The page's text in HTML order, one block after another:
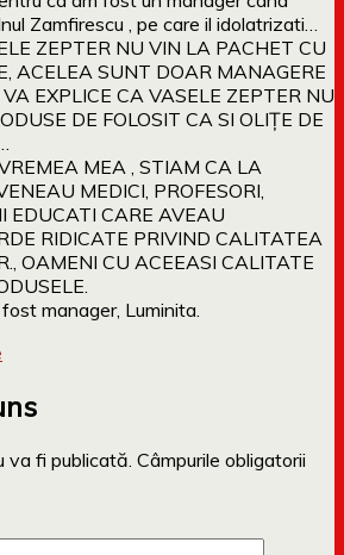
Zamfirescu , pe care il idolatrizati…
ZEPTER NU VIN LA PACHET CU
ACELEA SUNT DOAR MANAGERE
EXPLICE CA VASELE ZEPTER NU
DE FOLOSIT CA SI OLIȚE DE
MEA , STIAM CA LA
MEDICI, PROFESORI,
EDUCATI CARE AVEAU
RIDICATE PRIVIND CALITATEA
OAMENI CU ACEEASI CALITATE
manager, Luminita.
va fi publicată. Câmpurile obligatorii